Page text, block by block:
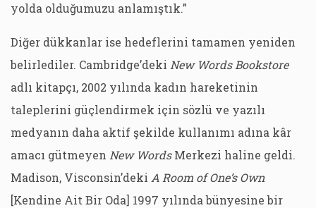
yolda olduğumuzu anlamıştık.”
Diğer dükkanlar ise hedeflerini tamamen yeniden
belirlediler. Cambridge’deki New Words Bookstore
adlı kitapçı, 2002 yılında kadın hareketinin
taleplerini güçlendirmek için sözlü ve yazılı
medyanın daha aktif şekilde kullanımı adına kâr
amacı gütmeyen New WordsMerkezi haline geldi.
Madison, Visconsin’deki A Room of One’s Own
[Kendine Ait Bir Oda] 1997 yılında bünyesine bir